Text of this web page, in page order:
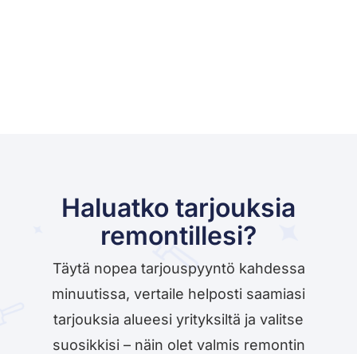
Haluatko tarjouksia
remontillesi?
Täytä nopea tarjouspyyntö kahdessa
minuutissa, vertaile helposti saamiasi
tarjouksia alueesi yrityksiltä ja valitse
suosikkisi – näin olet valmis remontin